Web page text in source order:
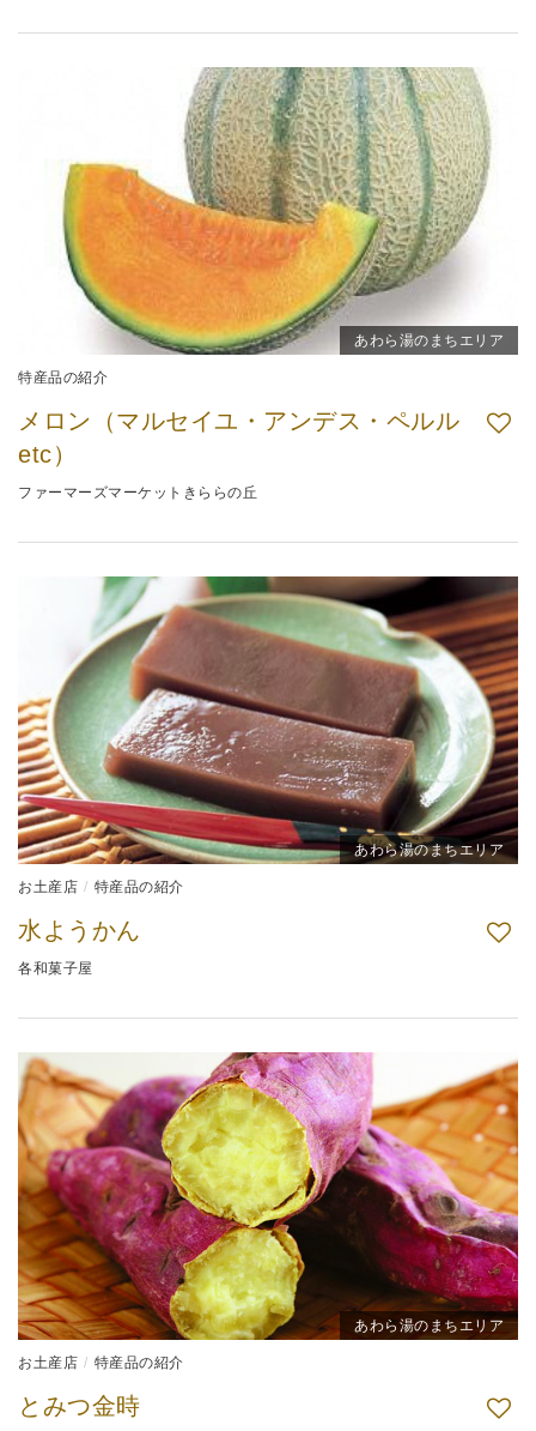
あわら湯のまちエリア
特産品の紹介
メロン（マルセイユ・アンデス・ペルル
etc）
ファーマーズマーケットきららの丘
あわら湯のまちエリア
お土産店 特産品の紹介
水ようかん
各和菓子屋
あわら湯のまちエリア
お土産店 特産品の紹介
とみつ金時